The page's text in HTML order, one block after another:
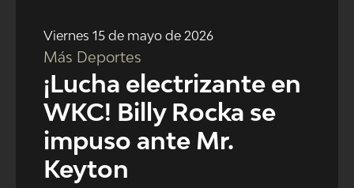
ACTUALIDAD Y TENDENCIAS
CORPORATIVO Y TRANSPARENCIA
CANAL DE DENUNCIAS
ÁREA DE PROYECTOS
Viernes 15 de mayo de 2026
Más Deportes
¡Lucha electrizante en
WKC! Billy Rocka se
impuso ante Mr.
Keyton